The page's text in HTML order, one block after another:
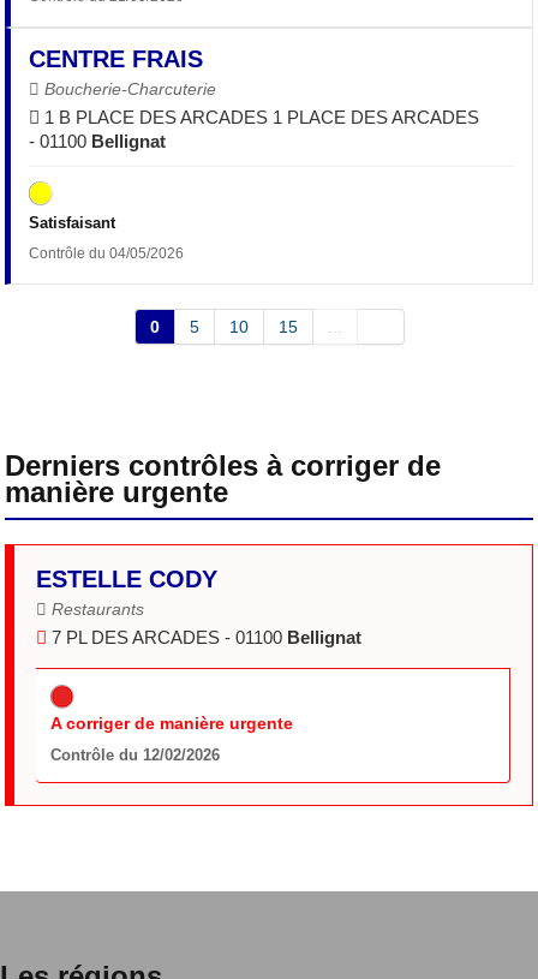
CENTRE FRAIS
Boucherie-Charcuterie
1 B PLACE DES ARCADES 1 PLACE DES ARCADES
- 01100 Bellignat
Satisfaisant
Contrôle du 04/05/2026
0 5 10 15
Derniers contrôles à corriger de
manière urgente
ESTELLE CODY
Restaurants
7 PL DES ARCADES - 01100 Bellignat
A corriger de manière urgente
Contrôle du 12/02/2026